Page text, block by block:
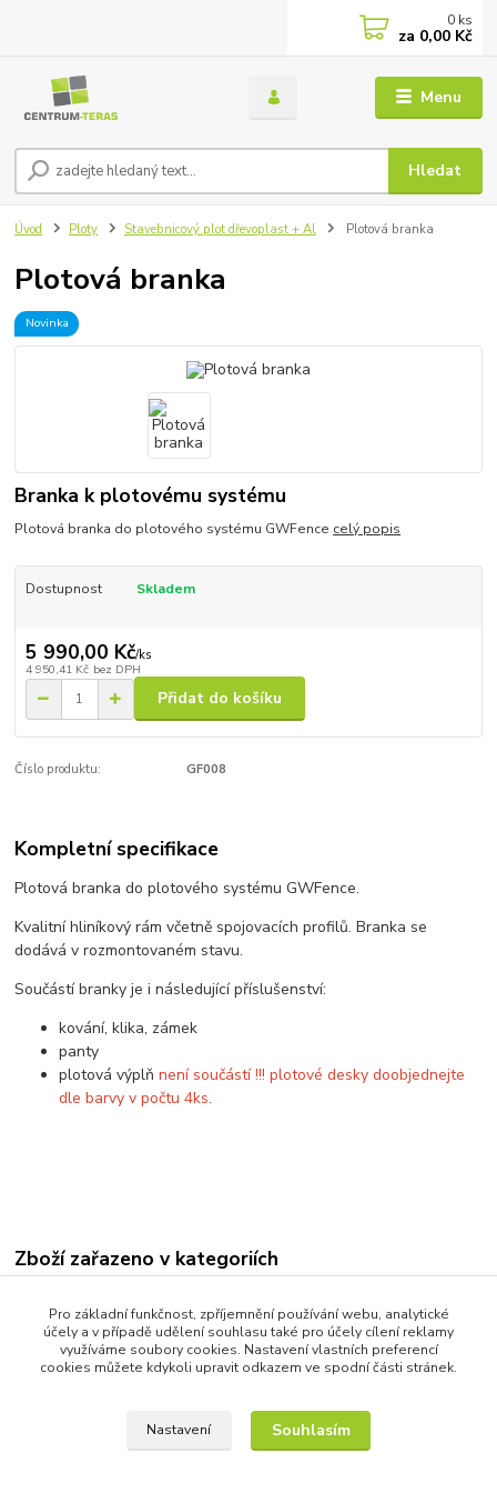
Menu
Hledat
0 ks
za 0,00 Kč
Úvod Ploty Stavebnicový plot dřevoplast + Al Plotová branka
Plotová branka
Novinka
Branka k plotovému systému
Plotová branka do plotového systému GWFence celý popis
Dostupnost Skladem
5 990,00 Kč/ks
4 950,41 Kč bez DPH
Přidat do košíku
Číslo produktu: GF008
Kompletní specifikace
Plotová branka do plotového systému GWFence.
Kvalitní hliníkový rám včetně spojovacích profilů. Branka se
dodává v rozmontovaném stavu.
Součástí branky je i následující příslušenství:
kování, klika, zámek
panty
plotová výplňnení součástí !!! plotové desky doobjednejte
dle barvy v počtu 4ks.
Zboží zařazeno v kategoriích
Stavebnicový plot dřevoplast + Al
Příslušenství k montáži plotu
Pro základní funkčnost, zpříjemnění používání webu, analytické
účely a v případě udělení souhlasu také pro účely cílení reklamy
využíváme soubory cookies. Nastavení vlastních preferencí
cookies můžete kdykoli upravit odkazem ve spodní části stránek.
Nastavení Souhlasím